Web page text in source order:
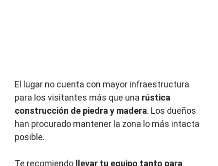
El lugar no cuenta con mayor infraestructura
para los visitantes más que una rústica
construcción de piedra y madera. Los dueños
han procurado mantener la zona lo más intacta
posible.
Te recomiendo
llevar tu equipo tanto para